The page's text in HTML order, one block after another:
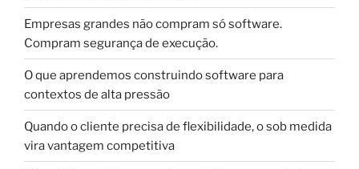
Empresas grandes não compram só software.
Compram segurança de execução.
O que aprendemos construindo software para
contextos de alta pressão
Quando o cliente precisa de flexibilidade, o sob medida
vira vantagem competitiva